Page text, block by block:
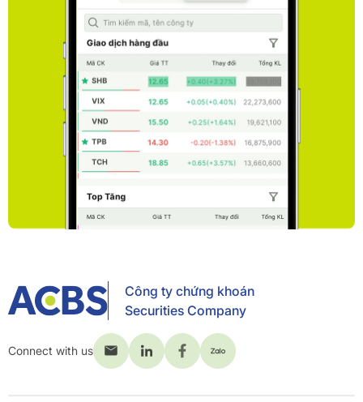
Công ty chứng khoán
Securities Company
Connect with us